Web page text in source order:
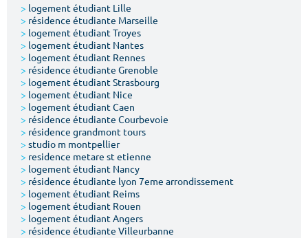
Type de location
Votre date d'entrée
> logement étudiant Lille
> résidence étudiante Marseille
> logement étudiant Troyes
> logement étudiant Nantes
> logement étudiant Rennes
> résidence étudiante Grenoble
> logement étudiant Strasbourg
> logement étudiant Nice
> logement étudiant Caen
> résidence étudiante Courbevoie
> résidence grandmont tours
> studio m montpellier
> residence metare st etienne
> logement étudiant Nancy
> résidence étudiante lyon 7eme arrondissement
> logement étudiant Reims
> logement étudiant Rouen
> logement étudiant Angers
> résidence étudiante Villeurbanne